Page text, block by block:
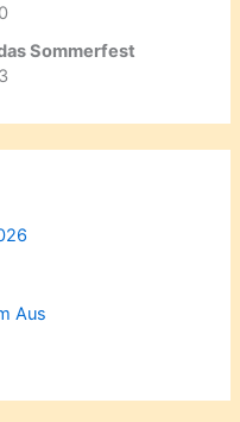
Sommerfest
Aus